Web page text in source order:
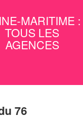
MARITIME :
TOUS LES
AGENCES
76